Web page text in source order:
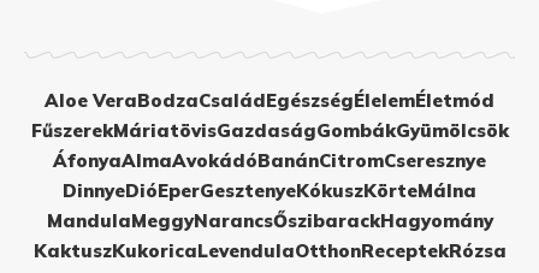
Aloe VeraBodzaCsaládEgészségÉlelemÉletmód
FűszerekMáriatövisGazdaságGombákGyümölcsök
ÁfonyaAlmaAvokádóBanánCitromCseresznye
DinnyeDióEperGesztenyeKókuszKörteMálna
MandulaMeggyNarancsŐszibarackHagyomány
KaktuszKukoricaLevendulaOtthonReceptekRózsa